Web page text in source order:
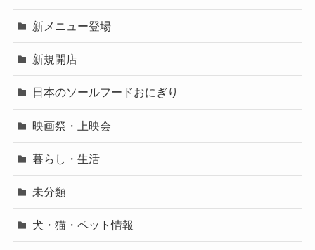
新メニュー登場
新規開店
日本のソールフードおにぎり
映画祭・上映会
暮らし・生活
未分類
犬・猫・ペット情報